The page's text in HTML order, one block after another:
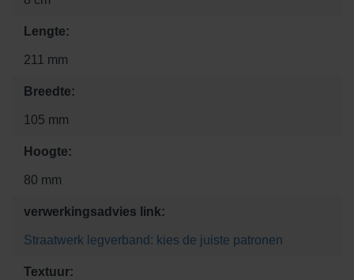
Lengte:
211 mm
Breedte:
105 mm
Hoogte:
80 mm
verwerkingsadvies link:
Straatwerk legverband: kies de juiste patronen
Textuur: